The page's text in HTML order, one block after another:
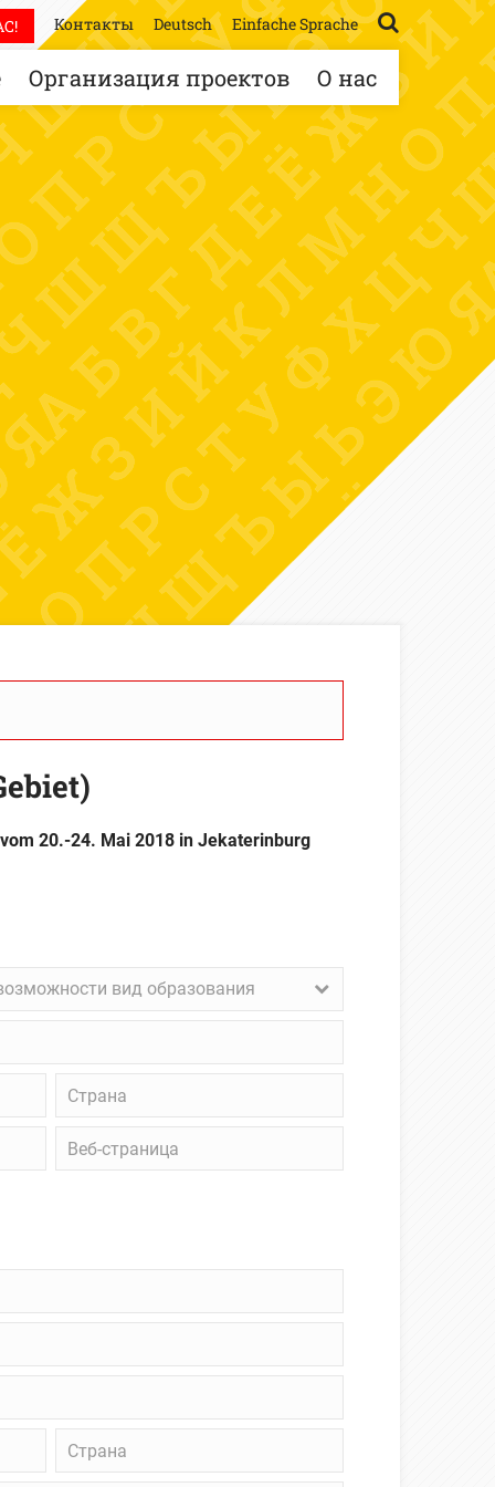
Организация проектов О нас
Контакты Deutsch Einfache Sprache
20.-24. Mai 2018 in Jekaterinburg
вид образования
Страна
Веб-
страница
Страна